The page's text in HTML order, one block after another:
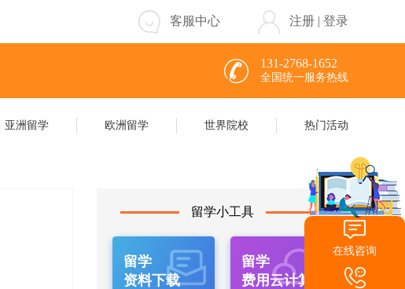
客服中心 注册 | 登录
131-2768-1652
全国统一服务热线
亚洲留学 欧洲留学 世界院校 热门活动
留学小工具
留学
资料下载
留学
费用云计算
在线咨询